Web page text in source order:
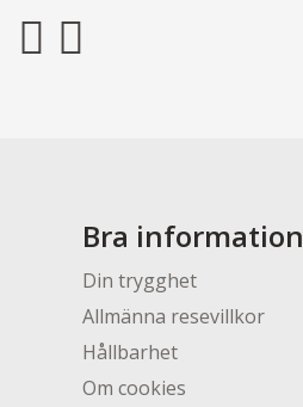
Bra information
Din trygghet
Allmänna resevillkor
Hållbarhet
Om cookies